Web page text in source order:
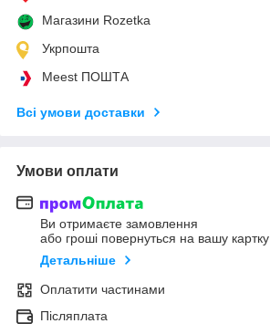
Магазини Rozetka
Укрпошта
Meest ПОШТА
Всі умови доставки
Умови оплати
Ви отримаєте замовлення
або гроші повернуться на вашу картку
Детальніше
Оплатити частинами
Післяплата